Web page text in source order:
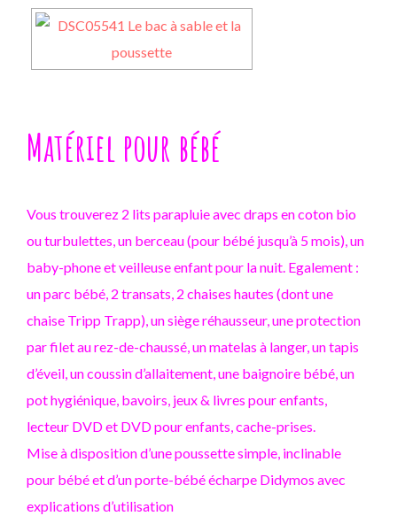
Matériel pour bébé
Vous trouverez 2 lits parapluie avec draps en coton bio
ou turbulettes, un berceau (pour bébé jusqu’à 5 mois), un
baby-phone et veilleuse enfant pour la nuit. Egalement :
un parc bébé, 2 transats, 2 chaises hautes (dont une
chaise Tripp Trapp), un siège réhausseur, une protection
par filet au rez-de-chaussé, un matelas à langer, un tapis
d’éveil, un coussin d’allaitement, une baignoire bébé, un
pot hygiénique, bavoirs, jeux & livres pour enfants,
lecteur DVD et DVD pour enfants, cache-prises.
Mise à disposition d’une poussette simple, inclinable
pour bébé et d’un porte-bébé écharpe Didymos avec
explications d’utilisation